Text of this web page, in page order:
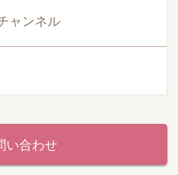
ャンネル
い合わせ